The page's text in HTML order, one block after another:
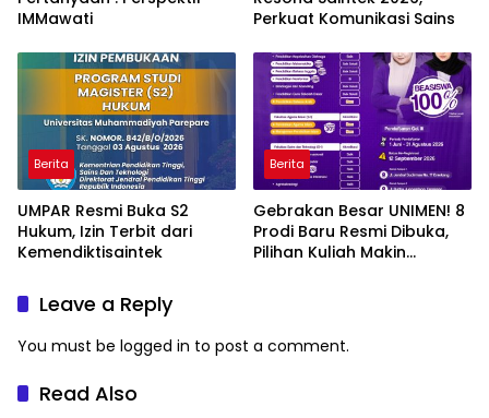
IMMawati
Perkuat Komunikasi Sains
Berita
UMPAR Resmi Buka S2
Hukum, Izin Terbit dari
Kemendiktisaintek
Berita
Gebrakan Besar UNIMEN! 8
Prodi Baru Resmi Dibuka,
Pilihan Kuliah Makin
Leave a Reply
You must be logged in to post a comment.
Read Also